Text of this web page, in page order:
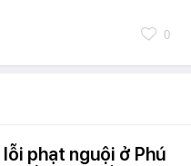
0
phạt nguội ở Phú